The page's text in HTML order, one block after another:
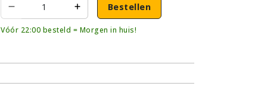
Bestellen
Vóór 22:00 besteld = Morgen in huis!